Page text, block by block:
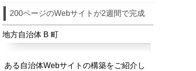
200ページのWebサイトが2週間で完成
地方自治体 B 町
ある自治体Webサイトの構築をご紹介し